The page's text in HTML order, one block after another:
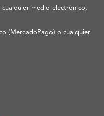
medio electronico,
(MercadoPago) o cualquier